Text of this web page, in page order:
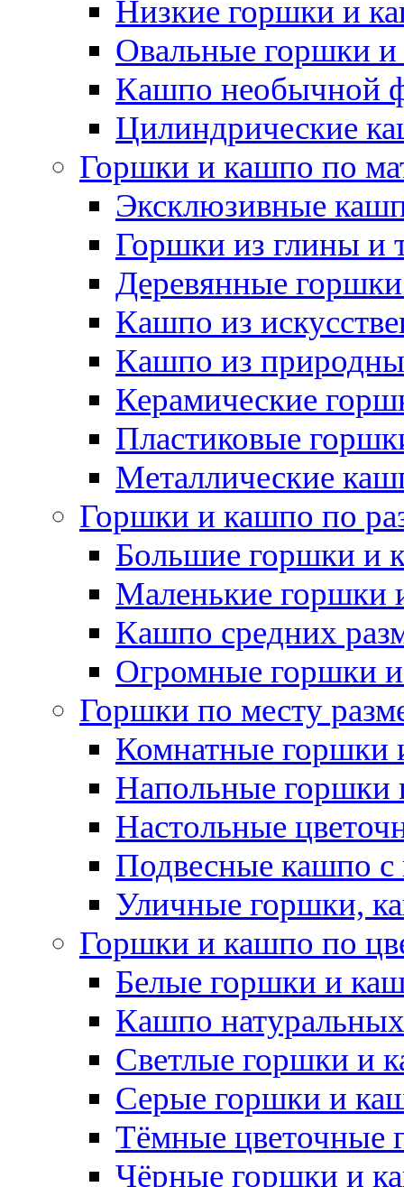
Низкие горшки и
Овальные горшки
Кашпо необычной
Цилиндрические
Горшки и кашпо по
Эксклюзивные
Горшки из глины и
Деревянные
Кашпо из
Кашпо из
Керамические
Пластиковые
Металлические
Горшки и кашпо по
Большие горшки и
Маленькие горшки
Кашпо средних
Огромные горшки
Горшки по месту
Комнатные горшки
Напольные горшки
Настольные
Подвесные кашпо с
Уличные горшки,
Горшки и кашпо по
Белые горшки и
Кашпо
Светлые горшки и
Серые горшки и
Тёмные цветочные
Чёрные горшки и